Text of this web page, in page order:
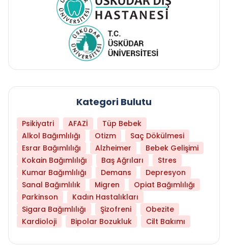
Kategori Bulutu
Psikiyatri AFAZİ
Tüp Bebek
Alkol Bağımlılığı
Otizm
Saç Dökülmesi
Esrar Bağımlılığı
Alzheimer
Bebek Gelişimi
Kokain Bağımlılığı
Baş Ağrıları
Stres
Kumar Bağımlılığı
Demans
Depresyon
Sanal Bağımlılık
Migren
Opiat Bağımlılığı
Parkinson
Kadın Hastalıkları
Sigara Bağımlılığı
Şizofreni
Obezite
Kardioloji
Bipolar Bozukluk Cilt Bakımı